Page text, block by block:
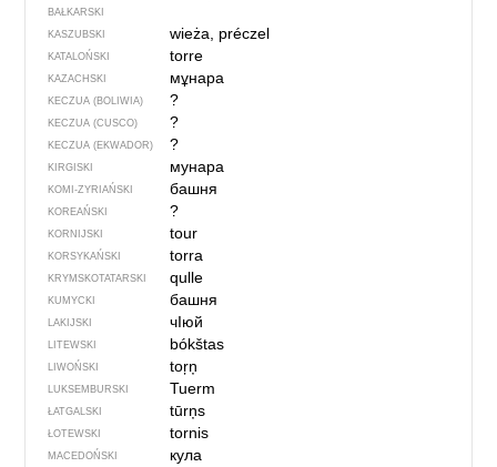
BAŁKARSKI
KASZUBSKI wieża, préczel
KATALOŃSKI torre
KAZACHSKI мұнара
KECZUA (BOLIWIA) ?
KECZUA (CUSCO) ?
KECZUA (EKWADOR) ?
KIRGISKI мунара
KOMI-ZYRIAŃSKI башня
KOREAŃSKI ?
KORNIJSKI tour
KORSYKAŃSKI torra
KRYMSKOTATARSKI qulle
KUMYCKI башня
LAKIJSKI чIюй
LITEWSKI bókštas
LIWOŃSKI toŗņ
LUKSEMBURSKI Tuerm
ŁATGALSKI tūrņs
ŁOTEWSKI tornis
MACEDOŃSKI кула